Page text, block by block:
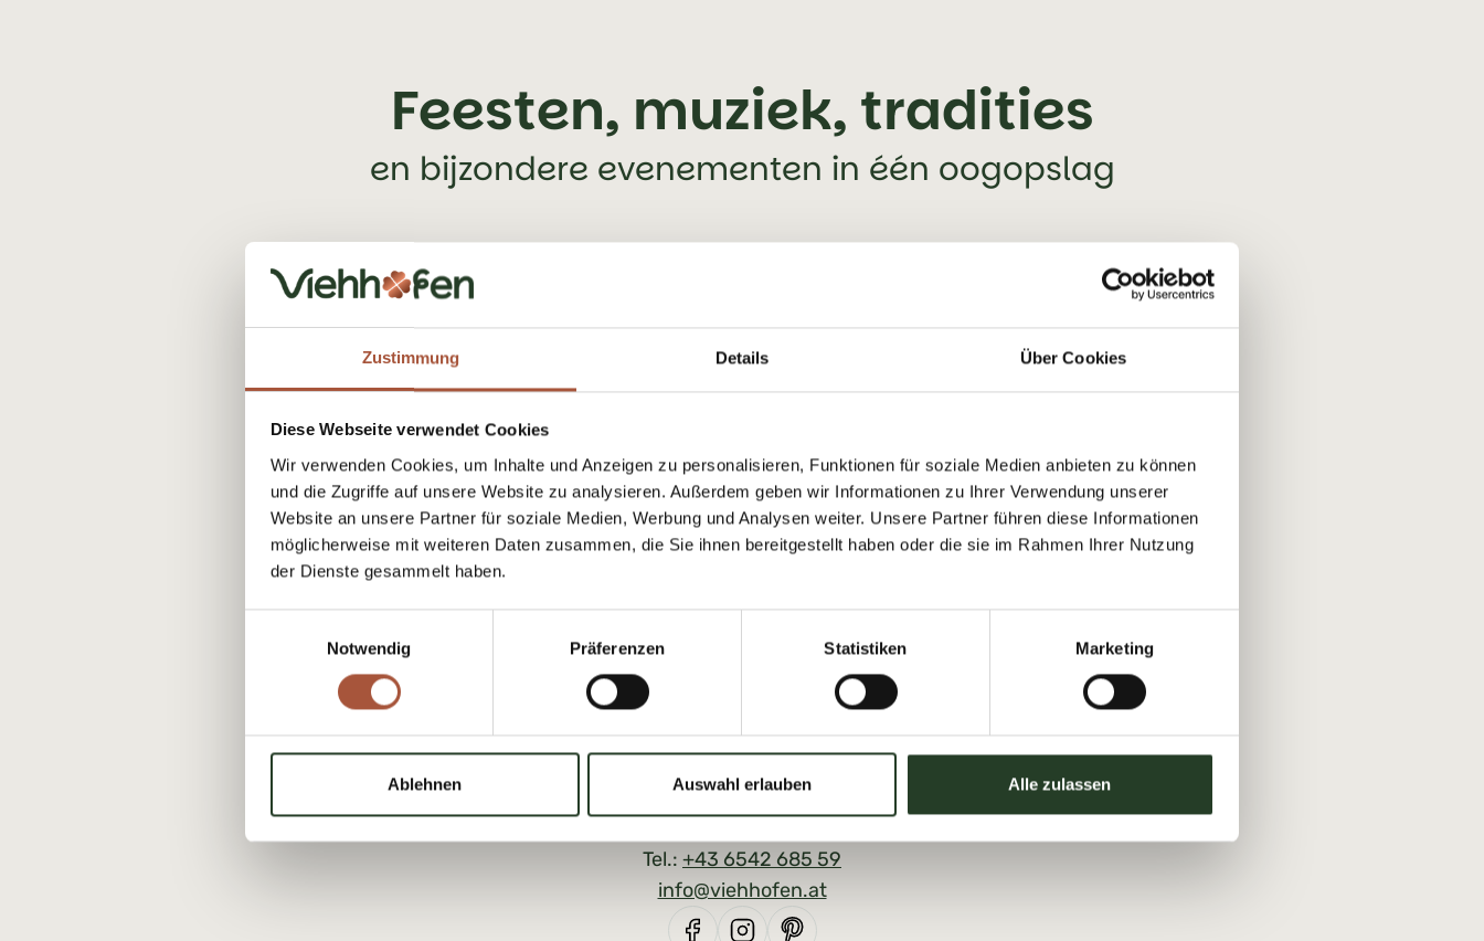
Zustimmung Details Über Cookies
Diese Webseite verwendet Cookies
Wir verwenden Cookies, um Inhalte und Anzeigen zu personalisieren, Funktionen für soziale Medien anbieten zu können
und die Zugriffe auf unsere Website zu analysieren. Außerdem geben wir Informationen zu Ihrer Verwendung unserer
Website an unsere Partner für soziale Medien, Werbung und Analysen weiter. Unsere Partner führen diese Informationen
möglicherweise mit weiteren Daten zusammen, die Sie ihnen bereitgestellt haben oder die sie im Rahmen Ihrer Nutzung
der Dienste gesammelt haben.
Notwendig
Präferenzen Statistiken Marketing
Ablehnen Auswahl erlauben Alle zulassen
Feesten, muziek, tradities
en bijzondere evenementen in één oogopslag
Viehhofen - Info
Tel.: +43 6542 685 59
info@viehhofen.at